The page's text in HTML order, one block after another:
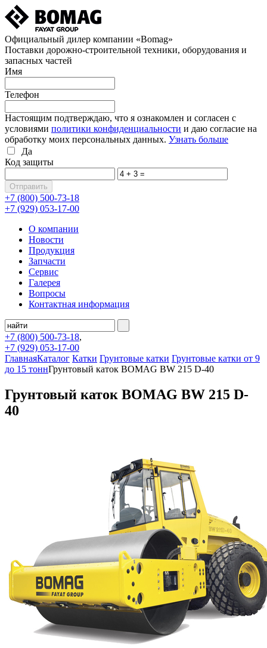
Официальный дилер компании «Bomag»
Поставки дорожно-строительной техники, оборудования и
запасных частей
Имя
Телефон
Настоящим подтверждаю, что я ознакомлен и согласен с
условиями политики конфиденциальности и даю согласие на
обработку моих персональных данных. Узнать больше
Да
Код защиты
+7 (800) 500-73-18
+7 (929) 053-17-00
О компании
Новости
Продукция
Запчасти
Сервис
Галерея
Вопросы
Контактная информация
+7 (800) 500-73-18,
+7 (929) 053-17-00
ГлавнаяКаталог Катки Грунтовые катки Грунтовые катки от 9
до 15 тоннГрунтовый каток BOMAG BW 215 D-40
Грунтовый каток BOMAG BW 215 D-
40